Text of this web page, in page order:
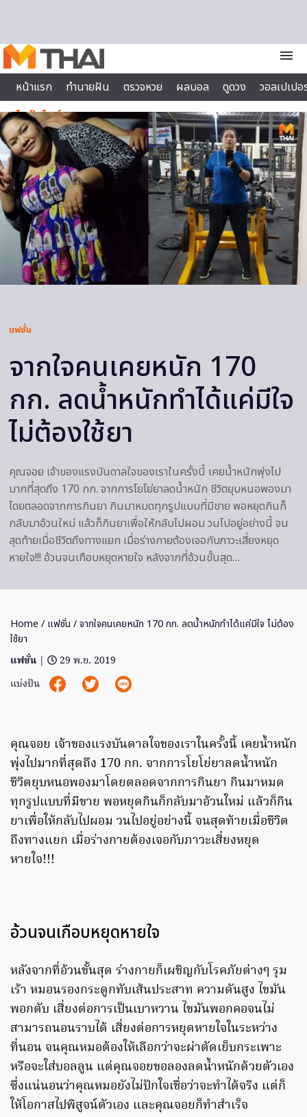
menu
หน้าแรก
ทำนายฝัน ตรวจหวย ผลบอล ดูดวง
วอลเปเป
ไลฟ์สไตล์
แฟชั่น
จากใจคนเคยหนัก 170
กก. ลดน้ำหนักทำได้แค่มีใจ
ไม่ต้องใช้ยา
คุณจอย เจ้าของแรงบันดาลใจของเราในครั้งนี้ เคยน้ำหนักพุ่งไป
มากที่สุดถึง 170 กก. จากการโยโย่ยาลดน้ำหนัก ชีวิตยุบหนอพองมา
โดยตลอดจากการกินยา กินมาหมดทุกรูปแบบที่มีขาย พอหยุดกินก็
กลับมาอ้วนใหม่ แล้วก็กินยาเพื่อให้กลับไปผอม วนไปอยู่อย่างนี้ จน
สุดท้ายเมื่อชีวิตถึงทางแยก เมื่อร่างกายต้องเจอกับภาวะเสี่ยงหยุด
หายใจ!!! อ้วนจนเกือบหยุดหายใจ หลังจากที่อ้วนขั้นสุด…
Home / แฟชั่น / จากใจคนเคยหนัก 170 กก. ลดน้ำหนักทำได้แค่มีใจ ไม่ต้อง
ใช้ยา
แฟชั่น |
29 พ.ย. 2019
แบ่งปัน
คุณจอย เจ้าของแรงบันดาลใจของเราในครั้งนี้ เคยน้ำหนัก
พุ่งไปมากที่สุดถึง 170 กก. จากการโยโย่ยาลดน้ำหนัก
ชีวิตยุบหนอพองมาโดยตลอดจากการกินยา กินมาหมด
ทุกรูปแบบที่มีขาย พอหยุดกินก็กลับมาอ้วนใหม่ แล้วก็กิน
ยาเพื่อให้กลับไปผอม วนไปอยู่อย่างนี้ จนสุดท้ายเมื่อชีวิต
ถึงทางแยก เมื่อร่างกายต้องเจอกับภาวะเสี่ยงหยุด
หายใจ!!!
อ้วนจนเกือบหยุดหายใจ
หลังจากที่อ้วนขั้นสุด ร่างกายก็เผชิญกับโรคภัยต่างๆ รุม
เร้า หมอนรองกระดูกทับเส้นประสาท ความดันสูง ไขมัน
พอกตับ เสี่ยงต่อการเป็นเบาหวาน ไขมันพอกคอจนไม่
สามารถนอนราบได้ เสี่ยงต่อการหยุดหายใจในระหว่าง
ที่นอน จนคุณหมอต้องให้เลือกว่าจะผ่าตัดเย็บกระเพาะ
หรือจะใส่บอลลูน แต่คุณจอยขอลองลดน้ำหนักด้วยตัวเอง
ซึ่งแน่นอนว่าคุณหมอยังไม่ปักใจเชื่อว่าจะทำได้จริง แต่ก็
ให้โอกาสไปพิสูจน์ตัวเอง และคุณจอยก็ทำสำเร็จ